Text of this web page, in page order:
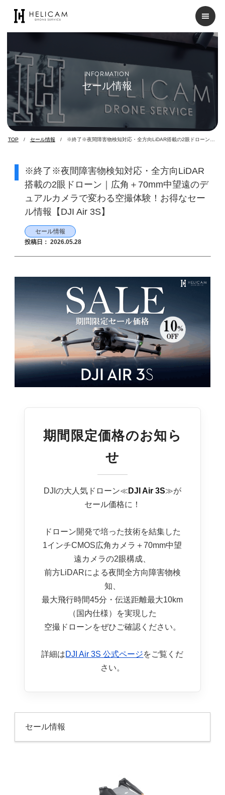
INFORMATION
セール情報
TOP セール情報
※終了※夜間障害物検知対応・全方向LiDAR搭載の2眼ドローン｜
※終了※夜間障害物検知対応・全方向LiDAR
搭載の2眼ドローン｜広角＋70mm中望遠のデ
ュアルカメラで変わる空撮体験！お得なセー
ル情報【DJI Air 3S】
セール情報
投稿日： 2026.05.28
期間限定価格のお知ら
せ
DJIの大人気ドローン≪DJI Air 3S≫が
セール価格に！
ドローン開発で培った技術を結集した
1インチCMOS広角カメラ＋70mm中望
遠カメラの2眼構成、
前方LiDARによる夜間全方向障害物検
知、
最大飛行時間45分・伝送距離最大10km
（国内仕様）を実現した
空撮ドローンをぜひご確認ください。
詳細はDJI Air 3S 公式ページをご覧くだ
さい。
セール情報